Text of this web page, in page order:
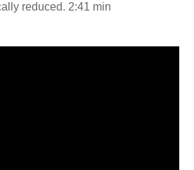
reduced. 2:41 min